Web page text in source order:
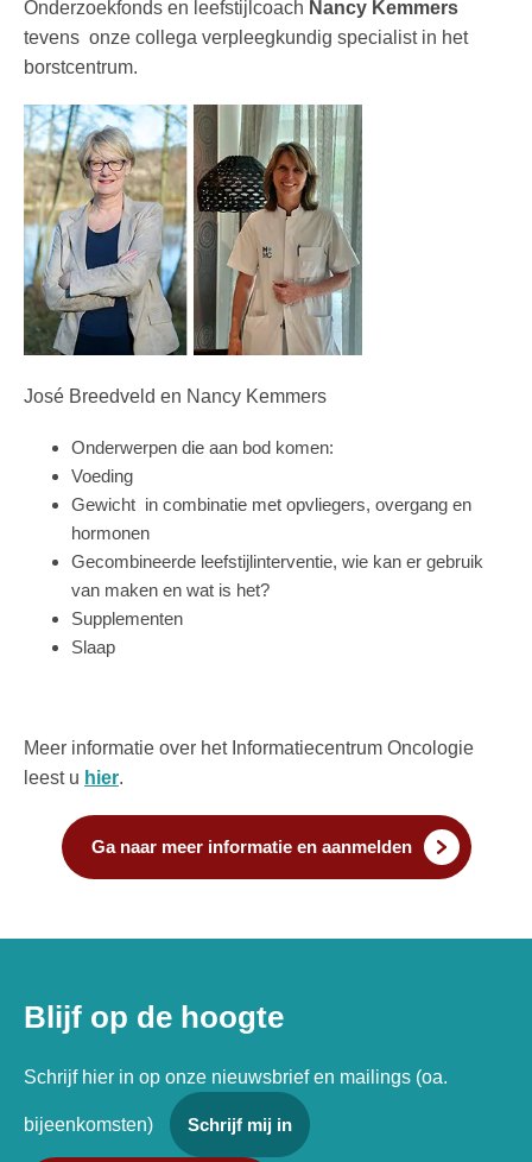
Onderzoekfonds en leefstijlcoach Nancy Kemmers
tevens onze collega verpleegkundig specialist in het
borstcentrum.
José Breedveld en Nancy Kemmers
Onderwerpen die aan bod komen:
Voeding
Gewicht in combinatie met opvliegers, overgang en
hormonen
Gecombineerde leefstijlinterventie, wie kan er gebruik
van maken en wat is het?
Supplementen
Slaap
Meer informatie over het Informatiecentrum Oncologie
leest u hier.
Ga naar meer informatie en aanmelden
Blijf op de hoogte
Schrijf hier in op onze nieuwsbrief en mailings (oa.
bijeenkomsten) Schrijf mij in